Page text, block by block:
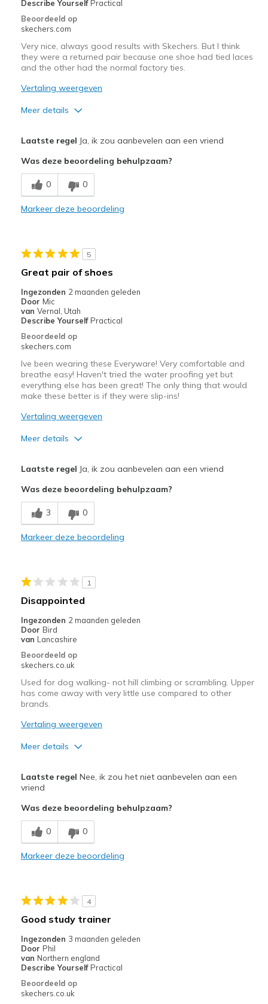
Describe Yourself Practical
Beoordeeld op
skechers.com
Very nice, always good results with Skechers. But I think
they were a returned pair because one shoe had tied laces
and the other had the normal factory ties.
Vertaling weergeven
Meer details
Durable
Minpunten
I think they were a return based on packaging
Work wear
Sizing
View On Shoes
Shoes are for Wearing
Laatste regel Ja, ik zou aanbevelen aan een vriend
Was deze beoordeling behulpzaam?
0 0
Markeer deze beoordeling
5
Great pair of shoes
Ingezonden 2 maanden geleden
Door Mic
van Vernal, Utah
Describe Yourself Practical
Beoordeeld op
skechers.com
Ive been wearing these Everyware! Very comfortable and
breathe easy! Haven't tried the water proofing yet but
everything else has been great! The only thing that would
make these better is if they were slip-ins!
Vertaling weergeven
Meer details
Breathe Well
Comfortable
Going Out
Travel
Width
Feels true to width
Sizing
Feels true to size
Laatste regel Ja, ik zou aanbevelen aan een vriend
Was deze beoordeling behulpzaam?
3 0
Markeer deze beoordeling
1
Disappointed
Ingezonden 2 maanden geleden
Door Bird
van Lancashire
Beoordeeld op
skechers.co.uk
Used for dog walking- not hill climbing or scrambling. Upper
has come away with very little use compared to other
brands.
Vertaling weergeven
Meer details
Comfortable
Minpunten
Poor Quality
Wear Out Quickly
Sizing
Laatste regel Nee, ik zou het niet aanbevelen aan een
vriend
Was deze beoordeling behulpzaam?
0 0
Markeer deze beoordeling
4
Good study trainer
Ingezonden 3 maanden geleden
Door Phil
van Northern england
Describe Yourself Practical
Beoordeeld op
skechers.co.uk